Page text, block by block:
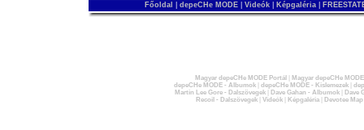
Főoldal depeCHe MODE Videók Képgaléria
Magyar depeCHe MODE Portál
Magyar depeCHe
depeCHe MODE - Albumok| depeCHe MODE - Kislemezek|
Martin Lee Gore - Dalszövegek| Dave Gahan - Albumok|
Dave
Recoil - Dalszövegek| Videók| Képgaléria| Devotee Map